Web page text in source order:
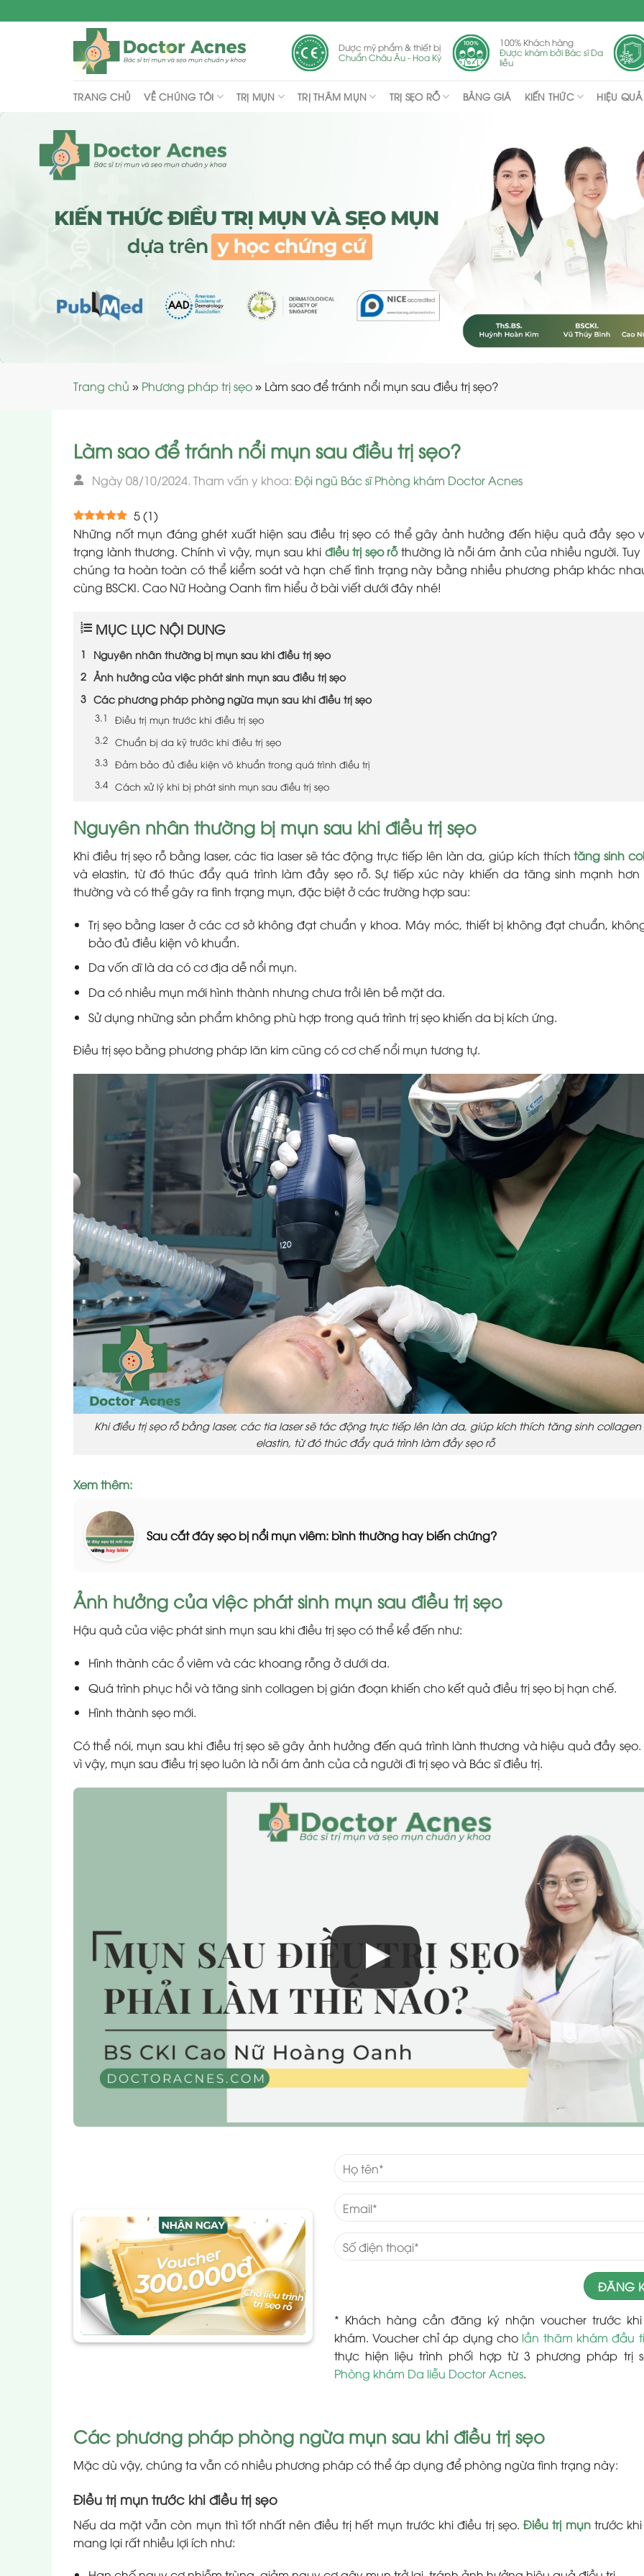
to
Dược mỹ phẩm & thiết bị
Chuẩn Châu Âu - Hoa Kỳ
100% Khách hàng
Được khám bởi Bác sĩ Da
liễu
TRANG CHỦ VỀ CHÚNG TÔI TRỊ MỤN TRỊ THÂM MỤN TRỊ SẸO RỖ BẢNG GIÁ KIẾN THỨC HIỆU
Trang chủ » Phương pháp trị sẹo» Làm sao để tránh nổi mụn sau điều trị sẹo?
Làm sao để tránh nổi mụn sau điều trị sẹo?
Ngày 08/10/2024. Tham vấn y khoa: Đội ngũ Bác sĩ Phòng khám Doctor Acnes
5(1)
Những nốt mụn đáng ghét xuất hiện sau điều trị sẹo có thể gây ảnh hưởng đến hiệu quả đầy sẹo
trạng lành thương. Chính vì vậy, mụn sau khi điều trị sẹo rỗthường là nỗi ám ảnh của nhiều người. Tuy
chúng ta hoàn toàn có thể kiểm soát và hạn chế tình trạng này bằng nhiều phương pháp khác
cùng BSCKI. Cao Nữ Hoàng Oanh tìm hiểu ở bài viết dưới đây nhé!
MỤC LỤC NỘI DUNG
Nguyên nhân thường bị mụn sau khi điều trị sẹo
Ảnh hưởng của việc phát sinh mụn sau điều trị sẹo
Các phương pháp phòng ngừa mụn sau khi điều trị sẹo
Điều trị mụn trước khi điều trị sẹo
Chuẩn bị da kỹ trước khi điều trị sẹo
Đảm bảo đủ điều kiện vô khuẩn trong quá trình điều trị
Cách xử lý khi bị phát sinh mụn sau điều trị sẹo
Nguyên nhân thường bị mụn sau khi điều trị sẹo
Khi điều trị sẹo rỗ bằng laser, các tia laser sẽ tác động trực tiếp lên làn da, giúp kích thíchtăng sinh
và elastin, từ đó thúc đẩy quá trình làm đầy sẹo rỗ. Sự tiếp xúc này khiến da tăng sinh mạnh hơn
thường và có thể gây ra tình trạng mụn, đặc biệt ở các trường hợp sau:
Trị sẹo bằng laser ở các cơ sở không đạt chuẩn y khoa. Máy móc, thiết bị không đạt chuẩn,
bảo đủ điều kiện vô khuẩn.
Da vốn dĩ là da có cơ địa dễ nổi mụn.
Da có nhiều mụn mới hình thành nhưng chưa trồi lên bề mặt da.
Sử dụng những sản phẩm không phù hợp trong quá trình trị sẹo khiến da bị kích ứng.
Điều trị sẹo bằng phương pháp lăn kim cũng có cơ chế nổi mụn tương tự.
Khi điều trị sẹo rỗ bằng laser, các tia laser sẽ tác động trực tiếp lên làn da, giúp kích thích tăng sinh collagen
elastin, từ đó thúc đẩy quá trình làm đầy sẹo rỗ
Xem thêm:
Sau cắt đáy sẹo bị nổi mụn viêm: bình thường hay biến chứng?
Ảnh hưởng của việc phát sinh mụn sau điều trị sẹo
Hậu quả của việc phát sinh mụn sau khi điều trị sẹo có thể kể đến như:
Hình thành các ổ viêm và các khoang rỗng ở dưới da.
Quá trình phục hồi và tăng sinh collagen bị gián đoạn khiến cho kết quả điều trị sẹo bị hạn chế.
Hình thành sẹo mới.
Có thể nói, mụn sau khi điều trị sẹo sẽ gây ảnh hưởng đến quá trình lành thương và hiệu quả đầy
vì vậy, mụn sau điều trị sẹo luôn là nỗi ám ảnh của cả người đi trị sẹo và Bác sĩ điều trị.
* Khách hàng cần đăng ký nhận voucher trước
khám. Voucher chỉ áp dụng cho lần thăm khám đầu
thực hiện liệu trình phối hợp từ 3 phương pháp trị
Phòng khám Da liễu Doctor Acnes.
Các phương pháp phòng ngừa mụn sau khi điều trị sẹo
Mặc dù vậy, chúng ta vẫn có nhiều phương pháp có thể áp dụng để phòng ngừa tình trạng này:
Điều trị mụn trước khi điều trị sẹo
Nếu da mặt vẫn còn mụn thì tốt nhất nên điều trị hết mụn trước khi điều trị sẹo.Điều trị mụntrước khi
mang lại rất nhiều lợi ích như: